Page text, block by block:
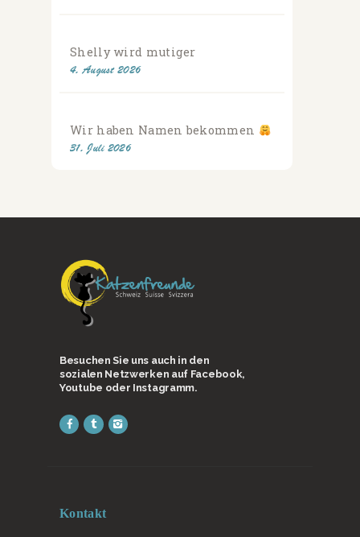
Shelly wird mutiger
4. August 2026
Wir haben Namen bekommen
31. Juli 2026
Besuchen Sie uns auch in den
sozialen Netzwerken auf Facebook,
Youtube oder Instagramm.
Kontakt